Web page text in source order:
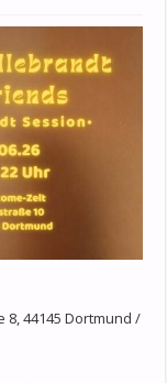
8, 44145 Dortmund /